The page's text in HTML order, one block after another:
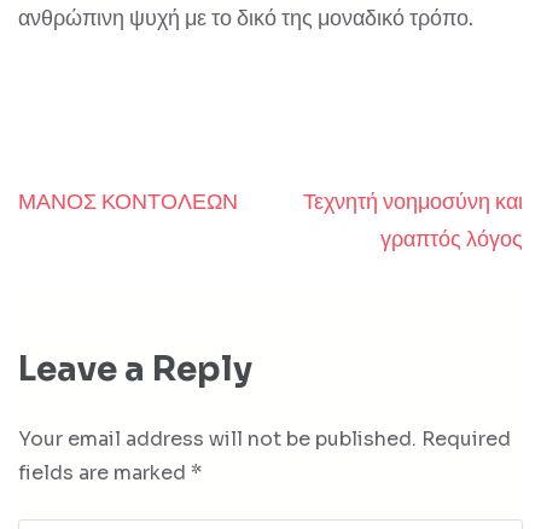
ανθρώπινη ψυχή με το δικό της μοναδικό τρόπο.
Post
ΜΑΝΟΣ ΚΟΝΤΟΛΕΩΝ
Τεχνητή νοημοσύνη και
γραπτός λόγος
Leave a Reply
Your email address will not be published. Required
fields are marked *